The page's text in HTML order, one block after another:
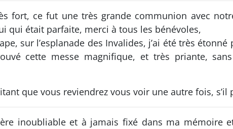
fort, ce fut une très grande communion avec
qui était parfaite, merci à tous les bénévoles,
sur l’esplanade des Invalides, j’ai été très
cette messe magnifique, et très priante,
que vous reviendrez vous voir une autre fois, s’il
inoubliable et à jamais fixé dans ma mémoire